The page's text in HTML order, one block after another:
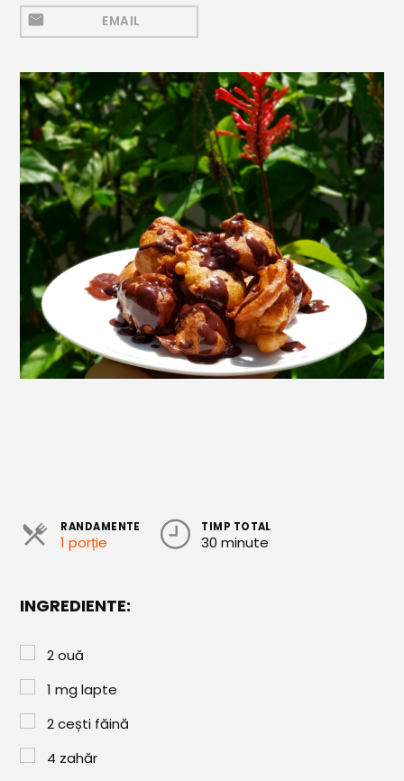
Mezeluri
Băuturi
Băuturi calde
Băuturi reci
Cocktail-uri
Smoothies
Ceva Dulce
Biscuiți, Bomboane și
Fursecuri
Brioșe și Checuri
Budinci, Jeleuri și Sufleuri
Prăjituri
Conserve
Sosuri și Condimente
Garnituri
EMAIL
RANDAMENTE
1 porție
TIMP TOTAL
30 minute
INGREDIENTE:
2 ouă
1 mg lapte
2 cești făină
4 zahăr